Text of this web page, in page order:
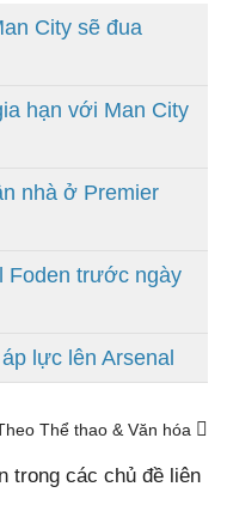
City sẽ đua
hạn với Man City
nhà ở Premier
Foden trước ngày
lực lên Arsenal
Thể thao & Văn hóa
trong các chủ đề liên